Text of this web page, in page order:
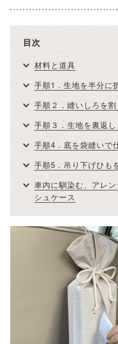
目次
材料と道具
手順1．生地を半分に
手順２．縫いしろを割
手順３．生地を裏返
手順4．底を袋縫いで
手順5．吊り下げひも
車内に馴染む、アレ
シュケース